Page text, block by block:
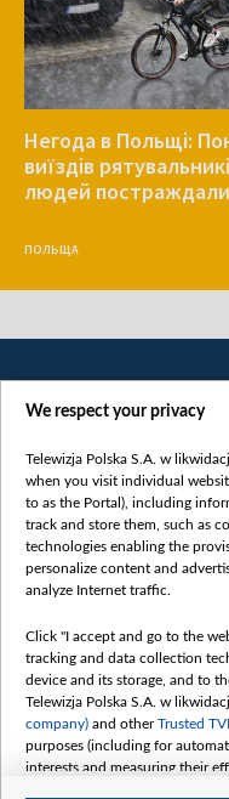
Негода в Польщі:
виїздів
людей постраждали
ПОЛЬЩА
We respect your privacy
Telewizja Polska S.A. w
when you visit individual
to as the Portal), including
track and store them, such as
technologies enabling the
personalize content and
analyze Internet traffic.
Click "I accept and go to the
tracking and data collection
device and its storage, and to
Telewizja Polska S.A. w
company) and otherTrusted
purposes (including for
interests and measuring their